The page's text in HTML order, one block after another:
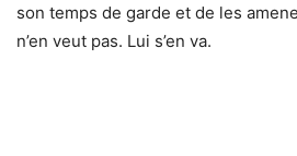
son temps de garde et de les
n’en veut pas. Lui s’en va.